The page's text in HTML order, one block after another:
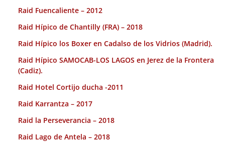
Raid Fuencaliente – 2012
Raid Hípico de Chantilly (FRA) – 2018
Raid Hípico los Boxer en Cadalso de los Vidrios (Madrid).
Raid Hípico SAMOCAB-LOS LAGOS en Jerez de la Frontera
(Cadiz).
Raid Hotel Cortijo ducha -2011
Raid Karrantza – 2017
Raid la Perseverancia – 2018
Raid Lago de Antela – 2018